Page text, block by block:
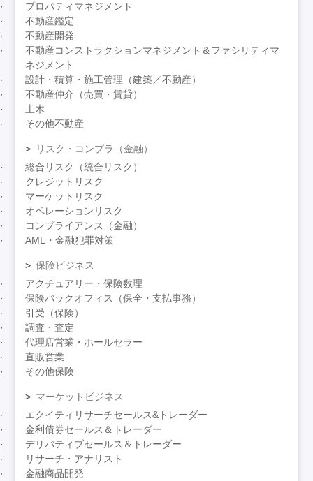
プロパティマネジメント
不動産鑑定
不動産開発
不動産コンストラクションマネジメント＆ファシリティマ
ネジメント
設計・積算・施工管理（建築／不動産）
不動産仲介（売買・賃貸）
土木
その他不動産
リスク・コンプラ（金融）
総合リスク（統合リスク）
クレジットリスク
マーケットリスク
オペレーションリスク
コンプライアンス（金融）
AML・金融犯罪対策
保険ビジネス
アクチュアリー・保険数理
保険バックオフィス（保全・支払事務）
引受（保険）
調査・査定
代理店営業・ホールセラー
直販営業
その他保険
マーケットビジネス
エクイティリサーチセールス&トレーダー
金利債券セールス＆トレーダー
デリバティブセールス＆トレーダー
リサーチ・アナリスト
金融商品開発